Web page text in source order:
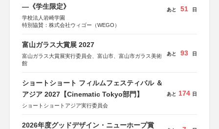
―《学生限定》
学校法人岩崎学園
特別協賛：株式会社ウィゴー（WEGO）
あと 51 日
富山ガラス大賞展 2027
富山ガラス大賞展実行委員会、富山市、富山市ガラス美術
館
あと 93 日
ショートショート フィルムフェスティバル ＆
アジア 2027【Cinematic Tokyo部門】
ショートショートアジア実行委員会
あと 174 日
2026年度グッドデザイン・ニューホープ賞